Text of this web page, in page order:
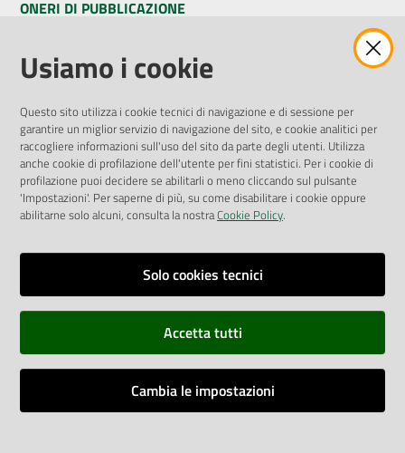
ONERI DI PUBBLICAZIONE
Amministrazione Trasparente
Pubblicità legale
Privacy Policy
Attuazione Misure PNRR
Liste di Attesa
ENTI, IMPRESE E PARTNER
Fatturazione Elettronica
Richiesta Patrocinio
Dichiarazione di Accessibilità
Dati di Monitoraggio
Usiamo i cookie
Questo sito utilizza i cookie tecnici di navigazione e di sessione per
garantire un miglior servizio di navigazione del sito, e cookie analitici per
raccogliere informazioni sull'uso del sito da parte degli utenti. Utilizza
anche cookie di profilazione dell'utente per fini statistici. Per i cookie di
profilazione puoi decidere se abilitarli o meno cliccando sul pulsante
'Impostazioni'. Per saperne di più, su come disabilitare i cookie oppure
abilitarne solo alcuni, consulta la nostraCookie Policy.
Solo cookies tecnici
Accetta tutti
Cambia le impostazioni